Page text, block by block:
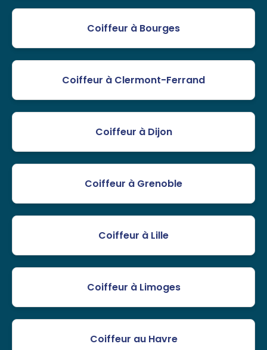
Coiffeur à Bourges
Coiffeur à Clermont-Ferrand
Coiffeur à Dijon
Coiffeur à Grenoble
Coiffeur à Lille
Coiffeur à Limoges
Coiffeur au Havre